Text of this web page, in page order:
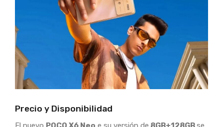
Precio y Disponibilidad